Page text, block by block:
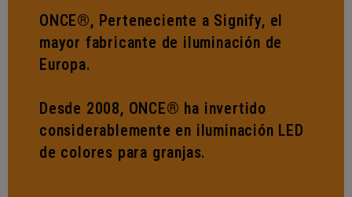
ONCE®, Perteneciente a Signify, el
mayor fabricante de iluminación de
Europa.
Desde 2008, ONCE® ha invertido
considerablemente en iluminación LED
de colores para granjas.